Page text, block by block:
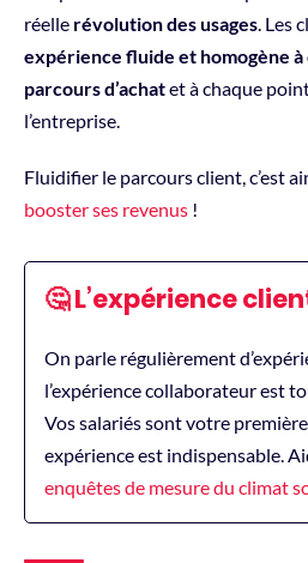
réelle révolution des usages . Les
expérience fluide et homogène
parcours d’achatet à chaque
l’entreprise.
Fluidifier le parcours client, c’est
booster ses revenus !
🤔 L’expérience
On parle régulièrement
l’expérience collaborateur est
Vos salariés sont votre
expérience est indispensable.
enquêtes de mesure du climat